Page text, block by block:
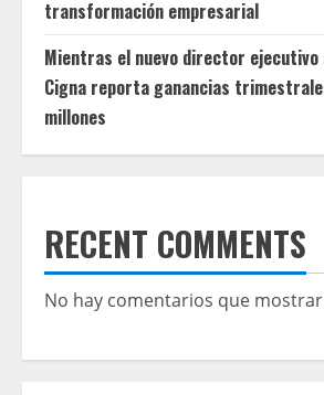
transformación empresarial
Mientras el nuevo director ejecutivo
Cigna reporta ganancias
millones
RECENT COMMENTS
No hay comentarios que